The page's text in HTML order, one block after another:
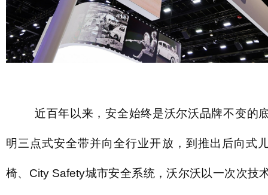
近百年以来，安全始终是沃尔沃品牌不变的
明三点式安全带并向全行业开放，到推出后向式
椅、City Safety城市安全系统，沃尔沃以一次次技